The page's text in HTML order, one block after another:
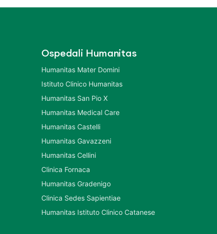
Ospedali Humanitas
Humanitas Mater Domini
Istituto Clinico Humanitas
Humanitas San Pio X
Humanitas Medical Care
Humanitas Castelli
Humanitas Gavazzeni
Humanitas Cellini
Clinica Fornaca
Humanitas Gradenigo
Clinica Sedes Sapientiae
Humanitas Istituto Clinico Catanese